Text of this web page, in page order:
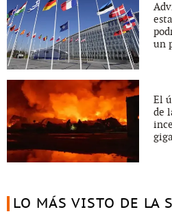
un
El
de
LO MÁS VISTO DE LA